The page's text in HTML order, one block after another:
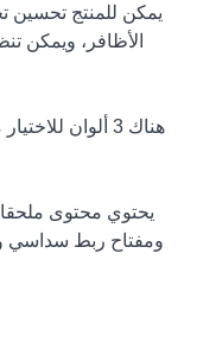
يمكن للمنتج تحسين
الأظافر، ويمكن
هناك 3 ألوان
يحتوي محتوى